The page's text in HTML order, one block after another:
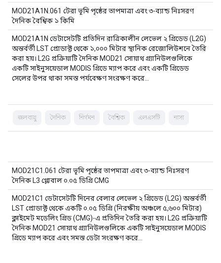
MOD21A1N.061 টেরা ভূমি পৃষ্ঠের তাপমাত্রা এবং ৩-ব্যান্ড নিঃসরণ
দৈনিক বৈশ্বিক ১ কিমি
MOD21A1N ডেটাসেটটি প্রতিদিন রাত্রিকালীন লেভেল ২ গ্রিডেড (L2G)
অন্তর্বর্তী LST প্রোডাক্ট থেকে ১,০০০ মিটার স্থানিক রেজোলিউশনে তৈরি
করা হয়। L2G প্রক্রিয়াটি দৈনিক MOD21 সোয়াথ গ্র্যানিউলগুলিকে
একটি সাইনুসয়েডাল MODIS গ্রিডে ম্যাপ করে এবং একটি গ্রিডেড
সেলের উপর থাকা সমস্ত পর্যবেক্ষণ সংরক্ষণ করে…
জলবায়ু দৈনিক নির্গমন বৈশ্বিক এলএসটি নাসা
MOD21C1.061 টেরা ভূমি পৃষ্ঠের তাপমাত্রা এবং ৩-ব্যান্ড নিঃসরণ
দৈনিক L3 গ্লোবাল ০.০৫ ডিগ্রি CMG
MOD21C1 ডেটাসেটটি দিনের বেলার লেভেল ২ গ্রিডেড (L2G) অন্তর্বর্তী
LST প্রোডাক্ট থেকে একটি ০.০৫ ডিগ্রি (নিরক্ষীয় অঞ্চলে ৫,৬০০ মিটার)
ক্লাইমেট মডেলিং গ্রিড (CMG)-এ প্রতিদিন তৈরি করা হয়। L2G প্রক্রিয়াটি
দৈনিক MOD21 সোয়াথ গ্র্যানিউলগুলিকে একটি সাইনুসয়েডাল MODIS
গ্রিডে ম্যাপ করে এবং সমস্ত ডেটা সংরক্ষণ করে…